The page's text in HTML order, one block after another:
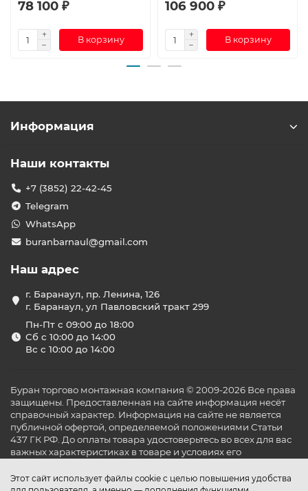
78 100 ₽
В корзину
106 900 ₽
В корзину
Этот сайт использует файлы cookie с целью повышения удобства
Информация
Наши контакты
+7 (3852) 22-42-45
Telegram
WhatsApp
buranbarnaul@gmail.com
Наш адрес
г. Баранаул, пр. Ленина, 126
г. Баранаул, ул Павловский тракт 299
Пн-Пт с 09:00 до 18:00
Сб с 10:00 до 14:00
Вс с 10:00 до 14:00
Буран торгово монтажная компания © 2009-2026 Все права
защищены. Предоставленная на сайте информация несёт
справочный характер. Информация на сайте не является
публичной офертой, определяемой положениями Статьи
437 ГК РФ. До оплаты товара удостоверьтесь во всех для вас
важных характеристиках в товаре и условиях его